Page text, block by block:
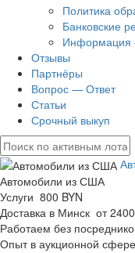
Политика
Банковские
Информация
Отзывы
Партнёры
Вопрос — Ответ
Статьи
Срочный выкуп
Автомобили из США
Услуги 800 BYN
Доставка в Минск от
Работаем без
Опыт в аукционной